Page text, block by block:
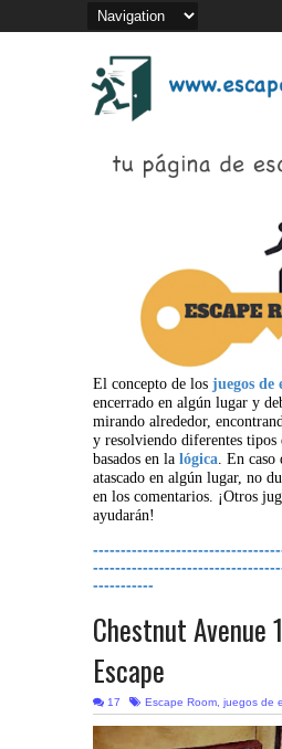
El concepto de los juegos de
encerrado en algún lugar y
mirando alrededor,
y resolviendo diferentes tipos
basados en la lógica. En caso
atascado en algún lugar, no
en los comentarios. ¡Otros
ayudarán!
-----------
Chestnut Avenue
Escape
17 Escape Room, juegos de